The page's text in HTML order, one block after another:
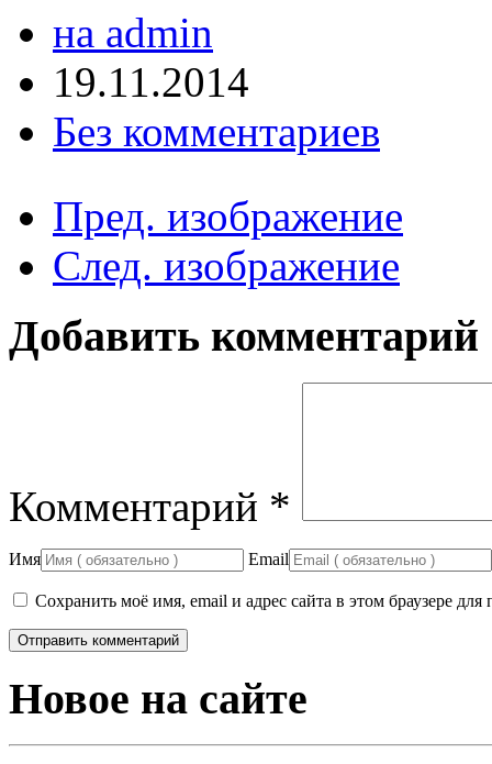
на admin
19.11.2014
Без комментариев
Пред. изображение
След. изображение
Добавить комментарий
Комментарий *
Имя Email
Сохранить моё имя, email и адрес сайта в этом браузере
Новое на сайте